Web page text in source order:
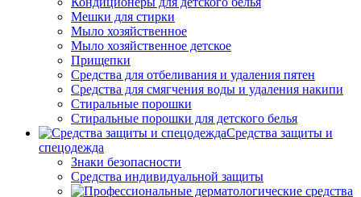
Мешки для стирки
Мыло хозяйственное
Мыло хозяйственное детское
Прищепки
Средства для отбеливания и удаления пятен
Средства для смягчения воды и удаления накипи
Стиральные порошки
Стиральные порошки для детского белья
Средства защиты и
спецодежда
Знаки безопасности
Средства индивидуальной защиты